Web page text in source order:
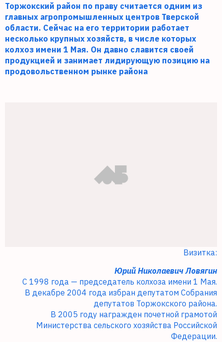
Торжокский район по праву считается одним из
главных агропромышленных центров Тверской
области. Сейчас на его территории работает
несколько крупных хозяйств, в числе которых
колхоз имени 1 Мая. Он давно славится своей
продукцией и занимает лидирующую позицию на
продовольственном рынке района
Визитка:
Юрий Николаевич Ловягин
С 1998 года — председатель колхоза имени 1 Мая.
В декабре 2004 года избран депутатом Собрания
депутатов Торжокского района.
В 2005 году награжден почетной грамотой
Министерства сельского хозяйства Российской
Федерации.